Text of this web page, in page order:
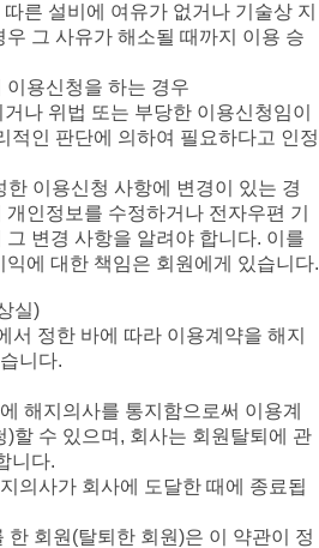
른 설비에 여유가 없거나 기술상 지
그 사유가 해소될 때까지 이용 승
이용신청을 하는 경우
나 위법 또는 부당한 이용신청임이
적인 판단에 의하여 필요하다고 인정
이용신청 사항에 변경이 있는 경
인정보를 수정하거나 전자우편 기
변경 사항을 알려야 합니다. 이를
에 대한 책임은 회원에게 있습니다.
실)
서 정한 바에 따라 이용계약을 해지
니다.
해지의사를 통지함으로써 이용계
할 수 있으며, 회사는 회원탈퇴에 관
니다.
의사가 회사에 도달한 때에 종료됩
한 회원(탈퇴한 회원)은 이 약관이 정